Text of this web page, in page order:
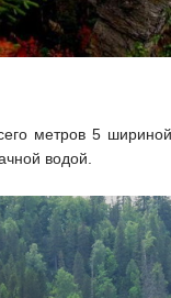
метров 5
водой.